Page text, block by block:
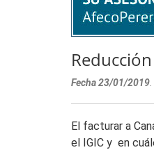
Fecha 23/01/2019
El facturar a
el IGIC y en